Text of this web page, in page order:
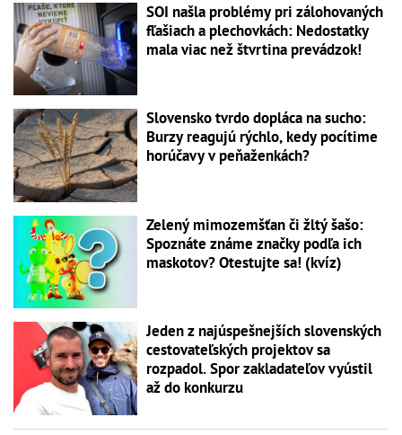
SOI našla problémy pri zálohovaných
fľašiach a plechovkách: Nedostatky
mala viac než štvrtina prevádzok!
Slovensko tvrdo dopláca na sucho:
Burzy reagujú rýchlo, kedy pocítime
horúčavy v peňaženkách?
Zelený mimozemšťan či žltý šašo:
Spoznáte známe značky podľa ich
maskotov? Otestujte sa! (kvíz)
Jeden z najúspešnejších slovenských
cestovateľských projektov sa
rozpadol. Spor zakladateľov vyústil
až do konkurzu